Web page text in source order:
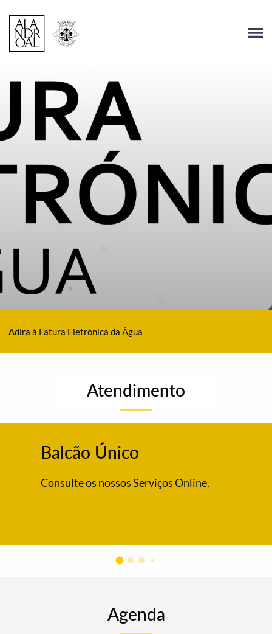
Página Inicial
Adira à Fatura Eletrónica da Água
Atendimento
Balcão Único
Consulte os nossos Serviços Online.
Agenda